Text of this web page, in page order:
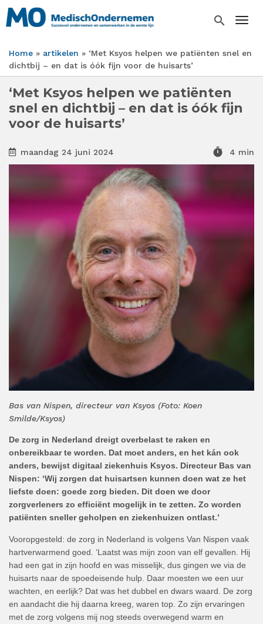
Overslaan
en
inhoud
gaan
search
Kruimelpad
Home artikelen
‘Met Ksyos helpen we patiënten snel en
dichtbij – en dat is óók fijn voor de huisarts’
‘Met Ksyos helpen we patiënten
snel en dichtbij – en dat is óók fijn
voor de huisarts’
maandag 24 juni 2024 timer 4 min
Bas van Nispen, directeur van Ksyos (Foto: Koen
Smilde/Ksyos)
De zorg in Nederland dreigt overbelast te raken en
onbereikbaar te worden. Dat moet anders, en het kán ook
anders, bewijst digitaal ziekenhuis Ksyos. Directeur Bas van
Nispen: ‘Wij zorgen dat huisartsen kunnen doen wat ze het
liefste doen: goede zorg bieden. Dit doen we door
zorgverleners zo efficiënt mogelijk in te zetten. Zo worden
patiënten sneller geholpen en ziekenhuizen ontlast.’
Vooropgesteld: de zorg in Nederland is volgens Van Nispen vaak
hartverwarmend goed. ‘Laatst was mijn zoon van elf gevallen. Hij
had een gat in zijn hoofd en was misselijk, dus gingen we via de
huisarts naar de spoedeisende hulp. Daar moesten we een uur
wachten, en eerlijk? Dat was het dubbel en dwars waard. De zorg
en aandacht die hij daarna kreeg, waren top. Zo zijn ervaringen
met de zorg volgens mij nog steeds overwegend warm en